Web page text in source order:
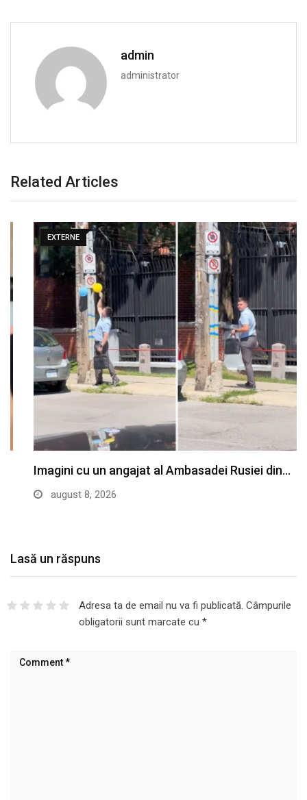
admin
administrator
Related Articles
EXTERNE
Imagini cu un angajat al Ambasadei Rusiei din…
august 8, 2026
Lasă un răspuns
Adresa ta de email nu va fi publicată. Câmpurile
obligatorii sunt marcate cu *